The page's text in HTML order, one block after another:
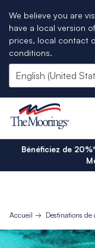
We believe you are
have a local version
prices, local contact
conditions.
Bénéficiez de
Accueil Destinations de